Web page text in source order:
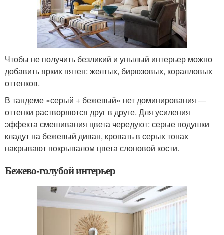
Чтобы не получить безликий и унылый интерьер можно
добавить ярких пятен: желтых, бирюзовых, коралловых
оттенков.
В тандеме «серый + бежевый» нет доминирования ―
оттенки растворяются друг в друге. Для усиления
эффекта смешивания цвета чередуют: серые подушки
кладут на бежевый диван, кровать в серых тонах
накрывают покрывалом цвета слоновой кости.
Бежево-голубой интерьер